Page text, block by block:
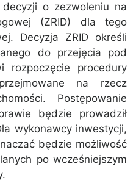
o zezwoleniu na
(ZRID) dla tego
Decyzja ZRID określi
do przejęcia pod
procedury
na rzecz
Postępowanie
będzie prowadził
wykonawcy inwestycji,
będzie możliwość
po wcześniejszym